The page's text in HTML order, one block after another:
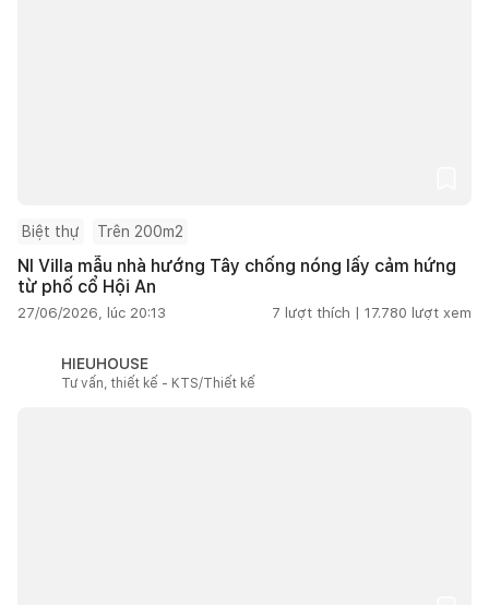
Biệt thự Trên 200m2
NI Villa mẫu nhà hướng Tây chống nóng lấy cảm hứng
từ phố cổ Hội An
27/06/2026, lúc 20:13 7 lượt thích | 17.780 lượt xem
HIEUHOUSE
Tư vấn, thiết kế - KTS/Thiết kế